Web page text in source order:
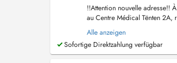
!!Attention nouvelle adresse!!
au Centre Médical Tënten
Dr Keipes remplace également
Alle anzeigen
Sofortige Direktzahlung verfügbar